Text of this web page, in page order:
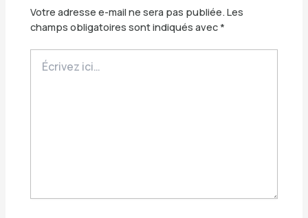
Votre adresse e-mail ne sera pas publiée. Les
champs obligatoires sont indiqués avec *
ici…